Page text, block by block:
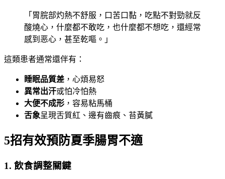
「胃脘部灼熱不舒服，口苦口黏，吃點不對勁就反
酸燒心，什麼都不敢吃，也什麼都不想吃，還經常
感到恶心，甚至乾嘔。」
這類患者通常還伴有：
睡眠品質差 ，心煩易怒
異常出汗或怕冷怕熱
大便不成形 ，容易粘馬桶
舌象呈現舌質紅、邊有齒痕、苔黃膩
5招有效預防夏季腸胃不適
1. 飲食調整關鍵